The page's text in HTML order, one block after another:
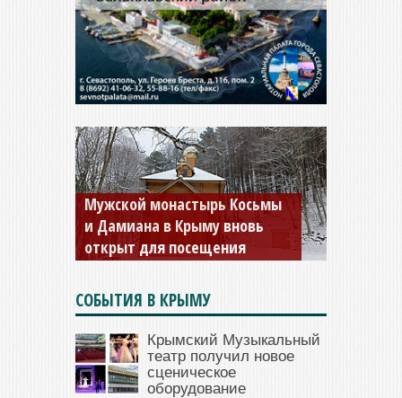
«Новый Херсонес»: здесь
наши корни
СОБЫТИЯ В КРЫМУ
Крымский Музыкальный
театр получил новое
сценическое
оборудование